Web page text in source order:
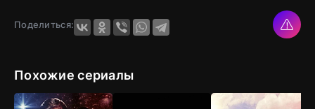
Поделиться:
Похожие сериалы